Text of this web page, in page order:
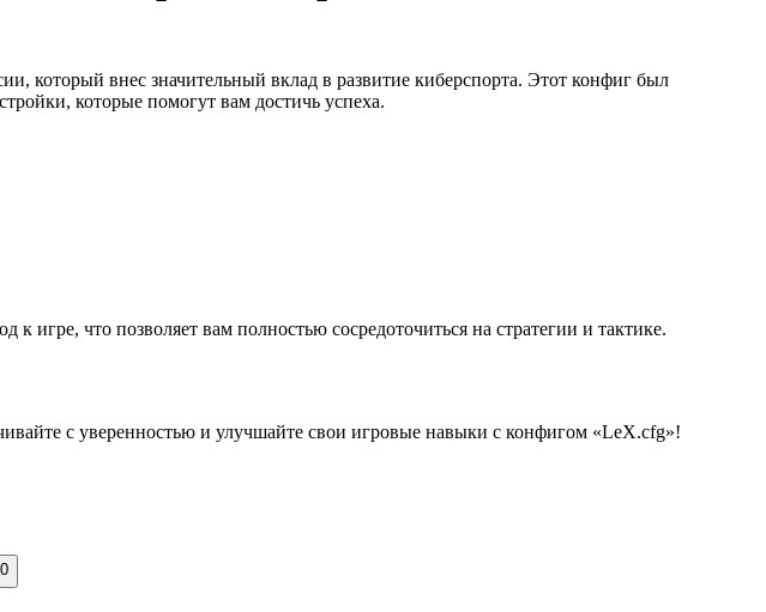
который внес значительный вклад в развитие киберспорта. Этот конфиг был
которые помогут вам достичь успеха.
что позволяет вам полностью сосредоточиться на стратегии и тактике.
с уверенностью и улучшайте свои игровые навыки с конфигом «LeX.cfg»!
0